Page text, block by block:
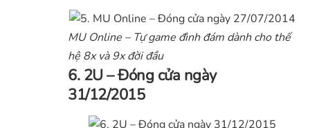
MU Online – Tự game đình đám dành cho thế
hệ 8x và 9x đời đầu
6. 2U – Đóng cửa ngày
31/12/2015